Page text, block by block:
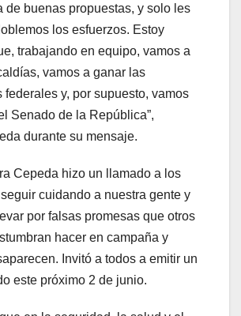
de buenas propuestas, y solo les
los esfuerzos. Estoy
trabajando en equipo, vamos a
vamos a ganar las
federales y, por supuesto, vamos
Senado de la República”,
durante su mensaje.
Cepeda hizo un llamado a los
cuidando a nuestra gente y
por falsas promesas que otros
hacer en campaña y
Invitó a todos a emitir un
este próximo 2 de junio.